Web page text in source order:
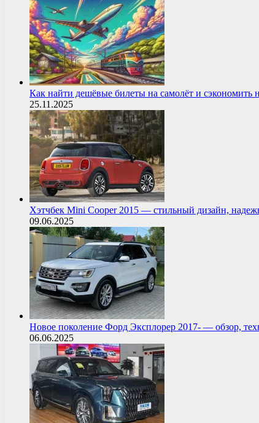
Как найти дешёвые билеты на самолёт и сэкономить
25.11.2025
Хэтчбек Mini Cooper 2015 — стильный дизайн,
09.06.2025
Новое поколение Форд Эксплорер 2017- — обзор,
06.06.2025